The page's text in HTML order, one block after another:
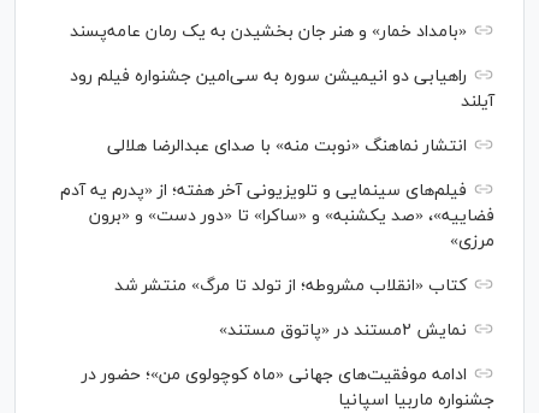
«بامداد خمار» و هنر جان بخشیدن به یک رمان عامه‌پسند
راهیابی دو انیمیشن سوره به سی‌امین جشنواره فیلم رود
آیلند
انتشار نماهنگ «نوبت منه» با صدای عبدالرضا هلالی
فیلم‌های سینمایی و تلویزیونی آخر هفته؛ از «پدرم یه آدم
فضاییه»، «صد یکشنبه» و «ساکرا» تا «دور دست» و «برون
مرزی»
کتاب «انقلاب مشروطه؛ از تولد تا مرگ» منتشر شد
نمایش ۲مستند در «پاتوق مستند»
ادامه موفقیت‌های جهانی «ماه کوچولوی من»؛ حضور در
جشنواره ماربیا اسپانیا